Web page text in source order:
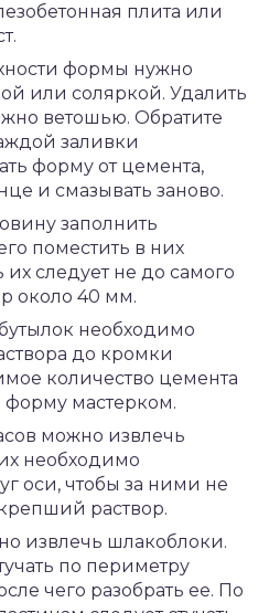
плита или
формы нужно
или соляркой. Удалить
ветошью. Обратите
заливки
форму от цемента,
и смазывать заново.
заполнить
поместить в них
следует не до самого
около 40 мм.
необходимо
до кромки
количество цемента
форму мастерком.
можно извлечь
необходимо
оси, чтобы за ними не
раствор.
извлечь шлакоблоки.
по периметру
чего разобрать ее. По